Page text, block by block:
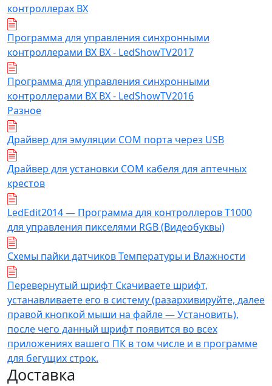
контроллерах ВХ
Программа для управления синхронными
контроллерами BX BX - LedShowTV2017
Программа для управления синхронными
контроллерами BX BX - LedShowTV2016
Разное
Драйвер для эмуляции COM порта через USB
Драйвер для установки COM кабеля для аптечных
крестов
LedEdit2014 — Программа для контроллеров T1000
для управления пикселями RGB (Видеобуквы)
Схемы пайки датчиков Температуры и Влажности
Перевернутый шрифт Скачиваете шрифт,
устанавливаете его в систему (разархивируйте, далее
правой кнопкой мыши на файле — Установить),
после чего данный шрифт появится во всех
приложениях вашего ПК в том числе и в программе
для бегущих строк.
Доставка